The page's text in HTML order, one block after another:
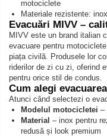
motociclete
Materiale rezistente:
Evacuări MIVV –
MIVV este un brand italian
evacuare pentru
piața civilă. Produsele lor
riderilor de zi cu zi, oferind
pentru orice stil de condus.
Cum alegi
Atunci când selectezi o
Modelul motocicletei –
Material – inox pentru
redusă și look premium